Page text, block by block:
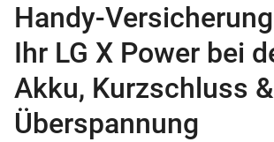
Handy-
Ihr LG X Power bei
Akku, Kurzschluss &
Überspannung